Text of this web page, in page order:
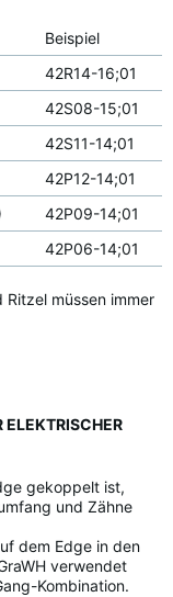
Beispiel
42R14-16;01
42S08-15;01
42S11-14;01
42P12-14;01
42P09-14;01
42P06-14;01
müssen immer
ELEKTRISCHER
gekoppelt ist,
und Zähne
dem Edge in den
verwendet
Kombination.